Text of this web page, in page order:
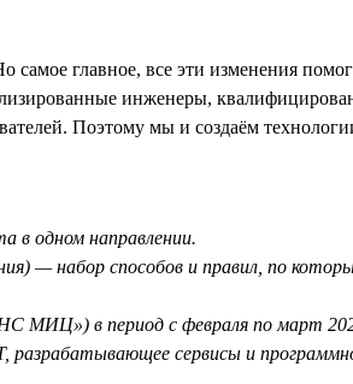
главное, все эти изменения
инженеры,
Поэтому мы и создаём
в одном направлении.
— набор способов и правил, по
МИЦ») в период с февраля по март
сервисы и